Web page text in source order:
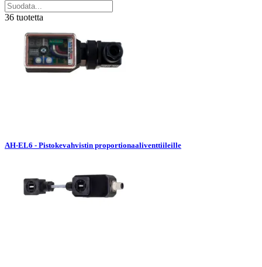
36 tuotetta
AH-EL6 - Pistokevahvistin proportionaaliventtiileille